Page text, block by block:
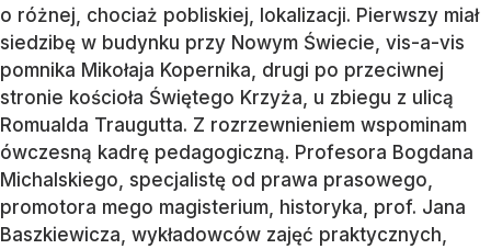
o różnej, chociaż pobliskiej, lokalizacji. Pierwszy miał
siedzibę w budynku przy Nowym Świecie, vis-a-vis
pomnika Mikołaja Kopernika, drugi po przeciwnej
stronie kościoła Świętego Krzyża, u zbiegu z ulicą
Romualda Traugutta. Z rozrzewnieniem wspominam
ówczesną kadrę pedagogiczną. Profesora Bogdana
Michalskiego, specjalistę od prawa prasowego,
promotora mego magisterium, historyka, prof. Jana
Baszkiewicza, wykładowców zajęć praktycznych,